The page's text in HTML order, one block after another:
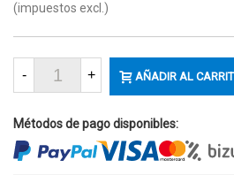
(impuestos excl.)
- + AÑADIR AL
Métodos de pago disponibles: